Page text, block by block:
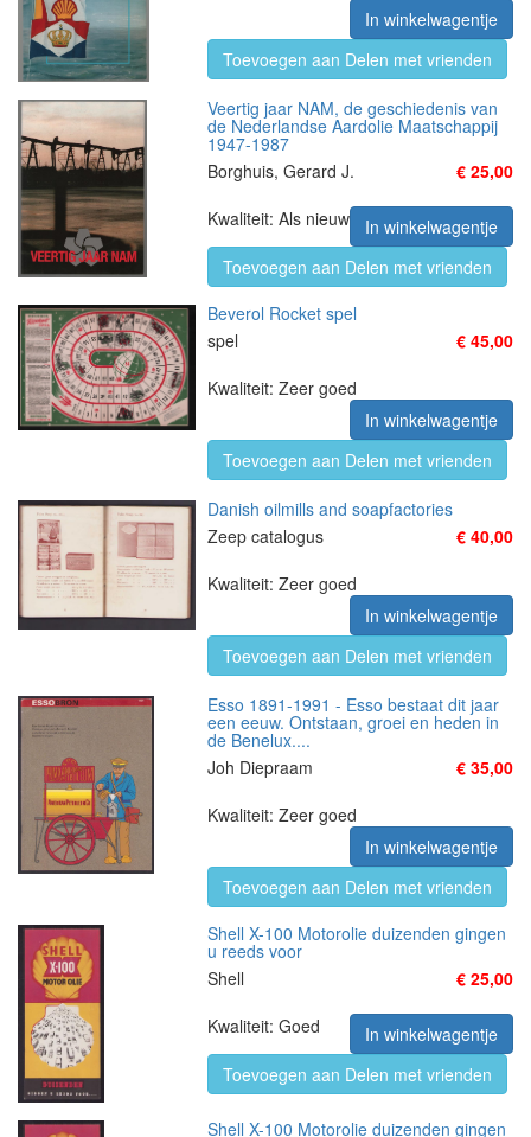
In winkelwagentje
Toevoegen aan Delen met vrienden
Veertig jaar NAM, de geschiedenis van
de Nederlandse Aardolie Maatschappij
1947-1987
Borghuis, Gerard J.
€ 25,00
Kwaliteit: Als nieuw
In winkelwagentje
Toevoegen aan Delen met vrienden
Beverol Rocket spel
spel
€ 45,00
Kwaliteit: Zeer goed
In winkelwagentje
Toevoegen aan Delen met vrienden
Danish oilmills and soapfactories
Zeep catalogus
€ 40,00
Kwaliteit: Zeer goed
In winkelwagentje
Toevoegen aan Delen met vrienden
Esso 1891-1991 - Esso bestaat dit jaar
een eeuw. Ontstaan, groei en heden in
de Benelux....
Joh Diepraam
€ 35,00
Kwaliteit: Zeer goed
In winkelwagentje
Toevoegen aan Delen met vrienden
Shell X-100 Motorolie duizenden gingen
u reeds voor
Shell
€ 25,00
Kwaliteit: Goed
In winkelwagentje
Toevoegen aan Delen met vrienden
Shell X-100 Motorolie duizenden gingen